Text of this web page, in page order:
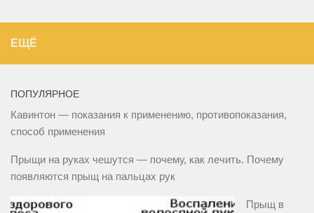
ЕЩЁ
ПОПУЛЯРНОЕ
Кавинтон — показания к применению, противопоказания,
способ применения
Прыщи на руках чешутся — почему, как лечить. Почему
появляются прыщ на пальцах рук
Прыщ в